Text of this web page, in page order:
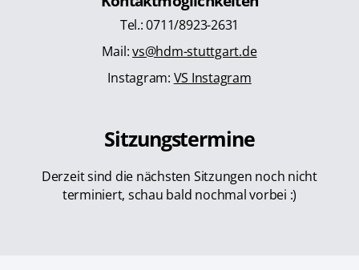
Tel.: 0711/8923-2631
Mail:vs@hdm-stuttgart.de
Instagram: VS Instagram
Sitzungstermine
Derzeit sind die nächsten Sitzungen noch nicht
terminiert, schau bald nochmal vorbei :)